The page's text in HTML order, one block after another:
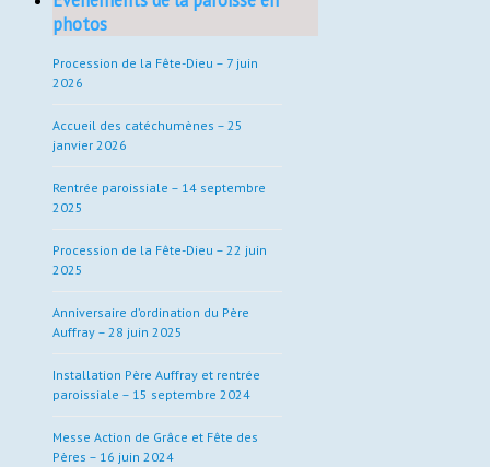
photos
Procession de la Fête-Dieu – 7 juin
2026
Accueil des catéchumènes – 25
janvier 2026
Rentrée paroissiale – 14 septembre
2025
Procession de la Fête-Dieu – 22 juin
2025
Anniversaire d’ordination du Père
Auffray – 28 juin 2025
Installation Père Auffray et rentrée
paroissiale – 15 septembre 2024
Messe Action de Grâce et Fête des
Pères – 16 juin 2024